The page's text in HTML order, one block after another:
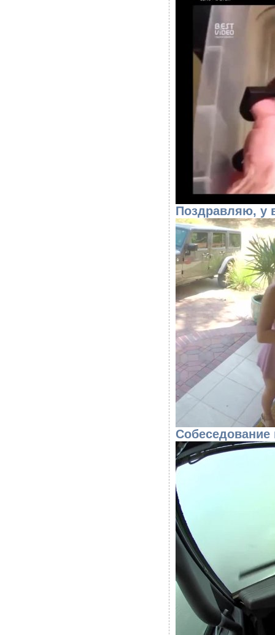
Поздравляю, у